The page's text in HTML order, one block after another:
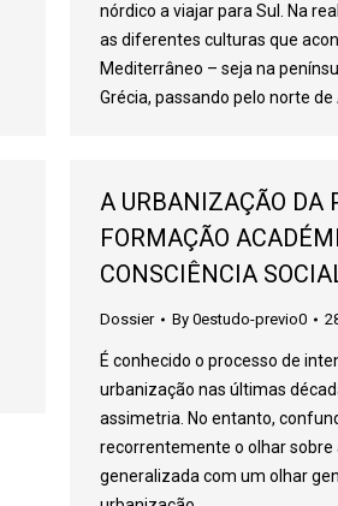
nórdico a viajar para Sul. Na
as diferentes culturas que
Mediterrâneo – seja na
Grécia, passando pelo norte de
A URBANIZAÇÃO DA
FORMAÇÃO
CONSCIÊNCIA
Dossier By 0estudo-previo0
É conhecido o processo de
urbanização nas últimas
assimetria. No entanto,
recorrentemente o olhar sobre
generalizada com um olhar